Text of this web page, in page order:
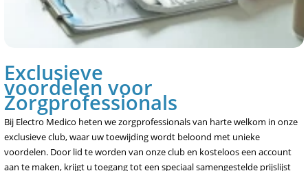
Exclusieve
voordelen voor
Zorgprofessionals
Bij Electro Medico heten we zorgprofessionals van harte welkom in onze
exclusieve club, waar uw toewijding wordt beloond met unieke
voordelen. Door lid te worden van onze club en kosteloos een account
aan te maken, krijgt u toegang tot een speciaal samengestelde prijslijst